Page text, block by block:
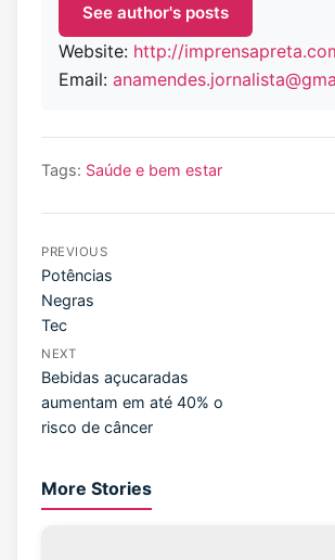
See author's posts
Website: http://
Email:
Tags: Saúde e bem estar
PREVIOUS
Potências
Negras
Tec
NEXT
Bebidas açucaradas
aumentam em até 40% o
risco de câncer
More Stories